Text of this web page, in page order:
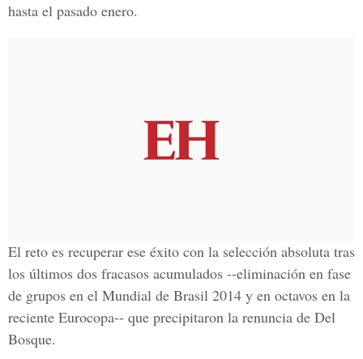
hasta el pasado enero.
El reto es recuperar ese éxito con la selección absoluta tras
los últimos dos fracasos acumulados --eliminación en fase
de grupos en el Mundial de Brasil 2014 y en octavos en la
reciente Eurocopa-- que precipitaron la renuncia de Del
Bosque.